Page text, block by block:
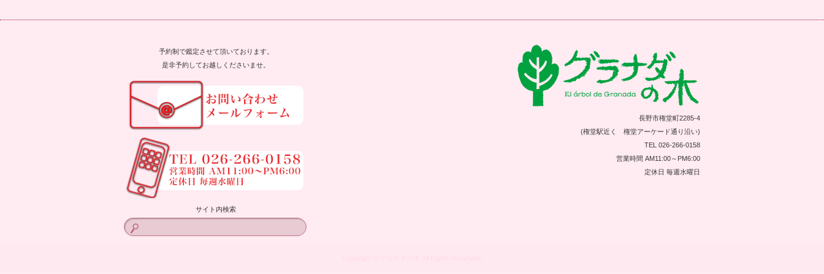
予約制で鑑定させて頂いております。
是非予約してお越しくださいませ。
サイト内検索
長野市権堂町2285-4
(権堂駅近く 権堂アーケード通り沿い)
TEL 026-266-0158
営業時間 AM11:00～PM6:00
定休日 毎週水曜日